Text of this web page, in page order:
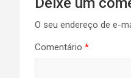
O seu endereço de e-
Comentário *